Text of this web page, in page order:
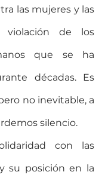
las mujeres y las
violación de los
que se ha
décadas. Es
no inevitable, a
silencio.
con las
su posición en la